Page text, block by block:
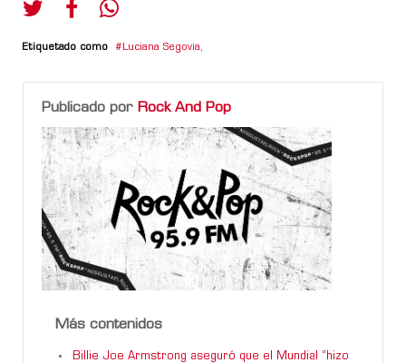
Etiquetado como Luciana Segovia,
Publicado por Rock And Pop
Más contenidos
Billie Joe Armstrong aseguró que el Mundial “hizo